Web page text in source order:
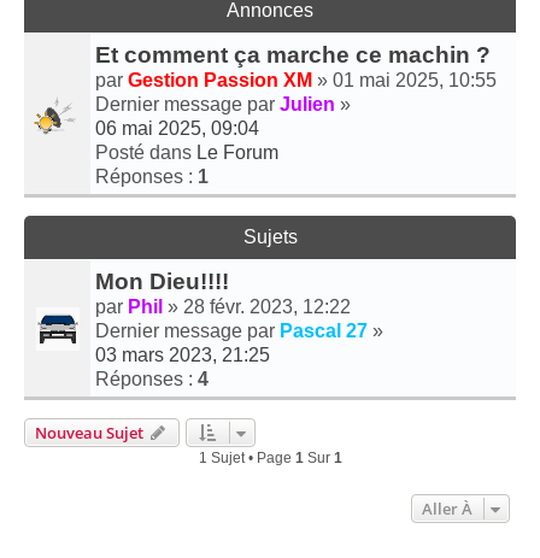
Annonces
Et comment ça marche ce machin ?
par Gestion Passion XM » 01 mai 2025, 10:55
Dernier message par Julien »
06 mai 2025, 09:04
Posté dans Le Forum
Réponses : 1
Sujets
Mon Dieu!!!!
par Phil » 28 févr. 2023, 12:22
Dernier message par Pascal 27 »
03 mars 2023, 21:25
Réponses : 4
Nouveau Sujet
1 Sujet • Page 1Sur 1
Aller À